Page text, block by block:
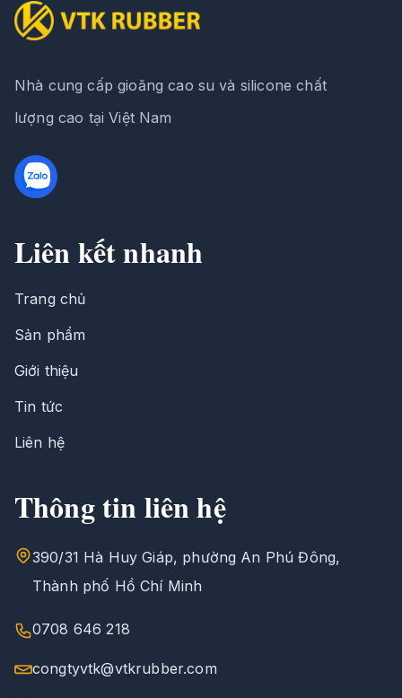
Nhà cung cấp gioăng cao su và silicone chất
lượng cao tại Việt Nam
Liên kết nhanh
Trang chủ
Sản phẩm
Giới thiệu
Tin tức
Liên hệ
Thông tin liên hệ
390/31 Hà Huy Giáp, phường An Phú Đông,
Thành phố Hồ Chí Minh
0708 646 218
congtyvtk@vtkrubber.com